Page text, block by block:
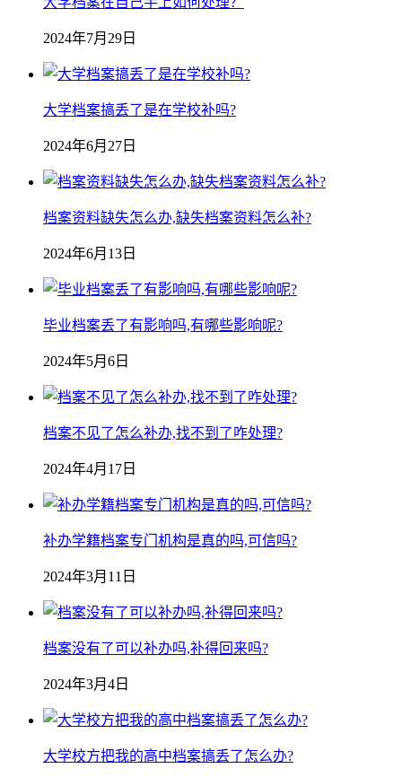
2024年7月29日
大学档案搞丢了是在学校补吗?
2024年6月27日
档案资料缺失怎么办,缺失档案资料怎么补?
2024年6月13日
毕业档案丢了有影响吗,有哪些影响呢?
2024年5月6日
档案不见了怎么补办,找不到了咋处理?
2024年4月17日
补办学籍档案专门机构是真的吗,可信吗?
2024年3月11日
档案没有了可以补办吗,补得回来吗?
2024年3月4日
大学校方把我的高中档案搞丢了怎么办?